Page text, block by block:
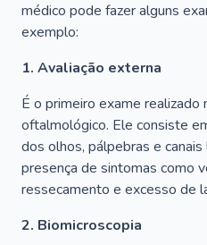
médico pode fazer alguns
exemplo:
1. Avaliação externa
É o primeiro exame realizado
oftalmológico. Ele consiste
dos olhos, pálpebras e
presença de sintomas como
ressecamento e excesso de
2. Biomicroscopia